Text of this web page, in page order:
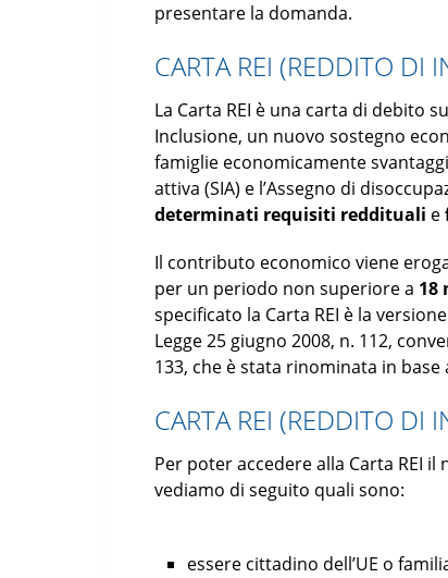
presentare la domanda.
CARTA REI (REDDITO DI
La Carta REI è una carta di debito
Inclusione, un nuovo sostegno
famiglie economicamente
attiva (SIA) e l’Assegno di
determinati requisiti reddituali e
Il contributo economico viene
per un periodo non superiore a 18
specificato la Carta REI è la
Legge 25 giugno 2008, n. 112,
133, che è stata rinominata in
CARTA REI (REDDITO DI
Per poter accedere alla Carta REI
vediamo di seguito quali sono:
essere cittadino dell’UE o